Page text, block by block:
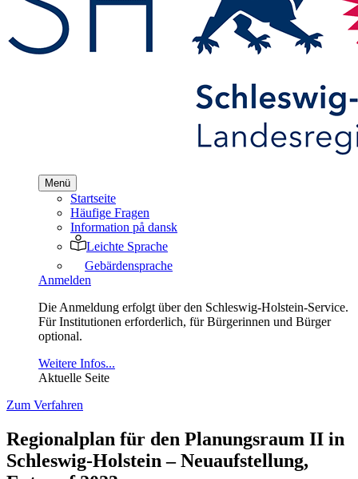
Menü
Startseite
Häufige Fragen
Information på dansk
Leichte Sprache
Gebärdensprache
Anmelden
Die Anmeldung erfolgt über den Schleswig-Holstein-Service.
Für Institutionen erforderlich, für Bürgerinnen und Bürger
optional.
Weitere Infos...
Aktuelle Seite
Zum Verfahren
Regionalplan für den Planungsraum II in
Schleswig-Holstein – Neuaufstellung,